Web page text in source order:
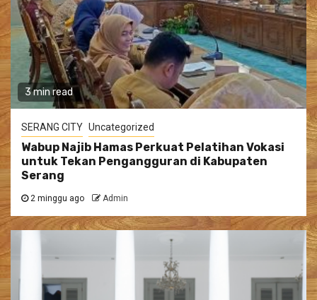
3 min read
SERANG CITY Uncategorized
Wabup Najib Hamas Perkuat Pelatihan Vokasi
untuk Tekan Pengangguran di Kabupaten
Serang
2 minggu ago Admin